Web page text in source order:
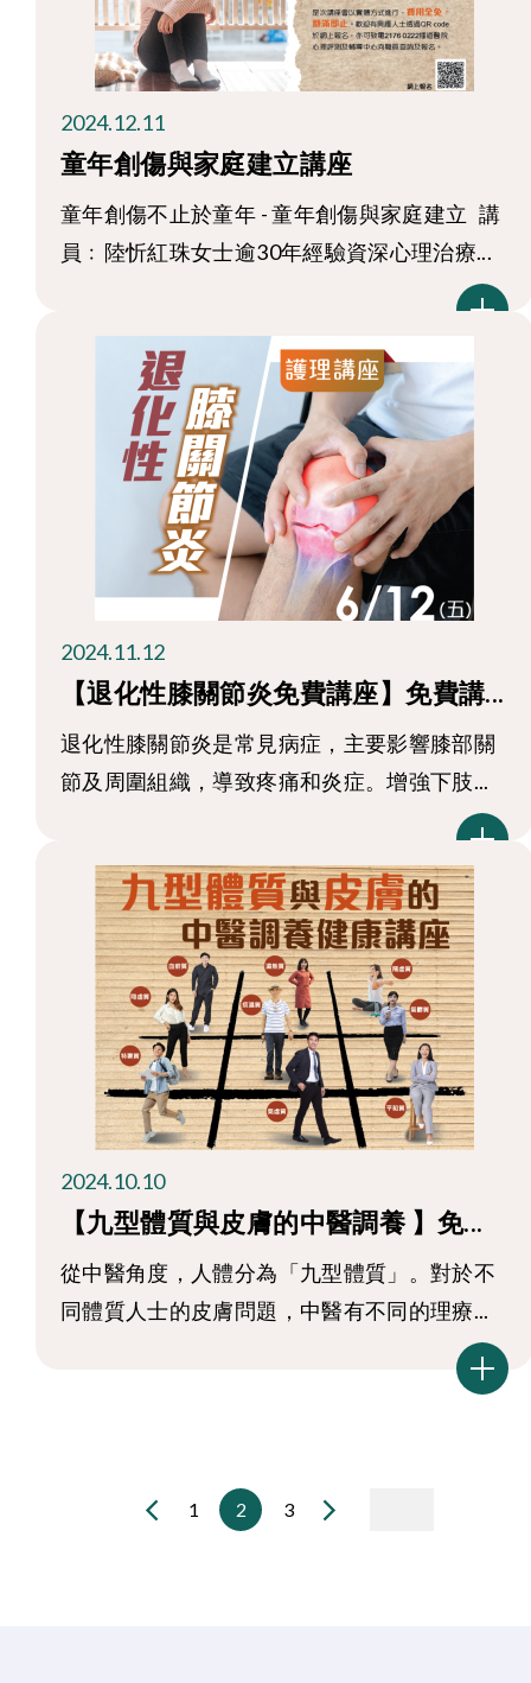
2024.12.11
童年創傷與家庭建立講座
童年創傷不止於童年 - 童年創傷與家庭建立 講
員﹕陸忻紅珠女士逾30年經驗資深心理治療...
2024.11.12
【退化性膝關節炎免費講座】免費講...
退化性膝關節炎是常見病症，主要影響膝部關
節及周圍組織，導致疼痛和炎症。增強下肢...
2024.10.10
【九型體質與皮膚的中醫調養 】免...
從中醫角度，人體分為「九型體質」。對於不
同體質人士的皮膚問題，中醫有不同的理療...
1 2 3